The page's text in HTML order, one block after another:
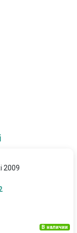
2009
В наличии